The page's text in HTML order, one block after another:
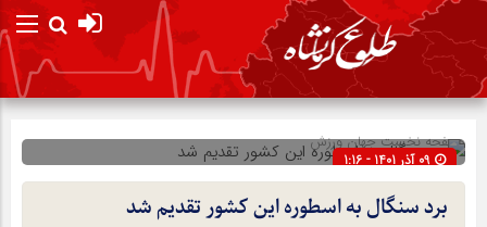
صفحه نخستجهان ورزش
09 آذر 1401 - 1:16
شناسه : 282517
برد سنگال به اسطوره این کشور تقدیم شد